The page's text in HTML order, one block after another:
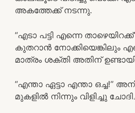
അകത്തേക്ക് നടന്നു.
“എടാ പട്ടി എന്നെ
കുതറാൻ നോക്കിയെങ്കിലും
മാത്രം ശക്തി അതിന്
“എന്താ ഏട്ടാ എന്താ ഒച്ച!”
മുകളിൽ നിന്നും വിളിച്ചു